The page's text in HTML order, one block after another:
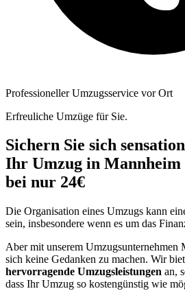
Professioneller Umzugsservice vor Ort
Erfreuliche Umzüge für Sie.
Sichern Sie sich
Ihr Umzug in Mannheim
bei nur 24€
Die Organisation eines Umzugs kann
sein, insbesondere wenn es um das
Aber mit unserem Umzugsunternehmen
sich keine Gedanken zu machen. Wir
hervorragende Umzugsleistungen an,
dass Ihr Umzug so kostengünstig wie